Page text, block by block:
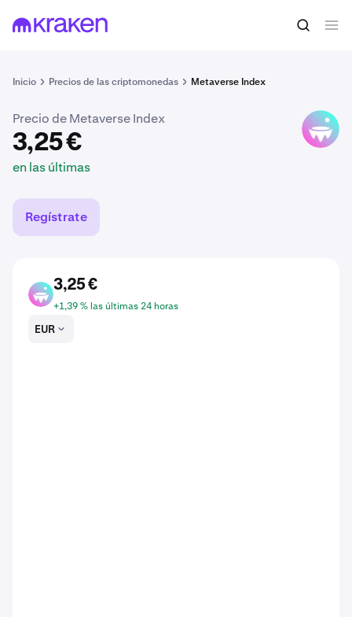
Inicio Precios de las criptomonedas Metaverse Index
3,25 € Comprar MVI
Precio de Metaverse Index
3,25 €
en las últimas
MVI
Regístrate
MVI
3,25 €
+1,39 % las últimas 24 horas
EUR